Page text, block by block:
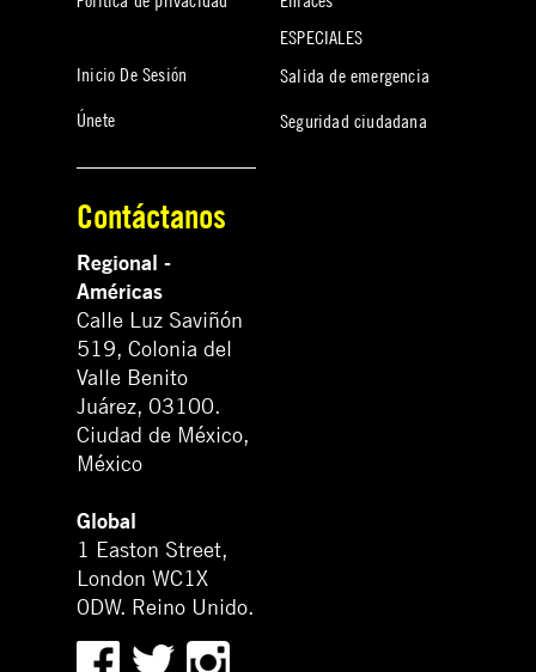
Inicio De Sesión
Únete
ESPECIALES
Salida de emergencia
Seguridad ciudadana
Contáctanos
Regional -
Américas
Calle Luz Saviñón
519, Colonia del
Valle Benito
Juárez, 03100.
Ciudad de México,
México
Global
1 Easton Street,
London WC1X
0DW. Reino Unido.